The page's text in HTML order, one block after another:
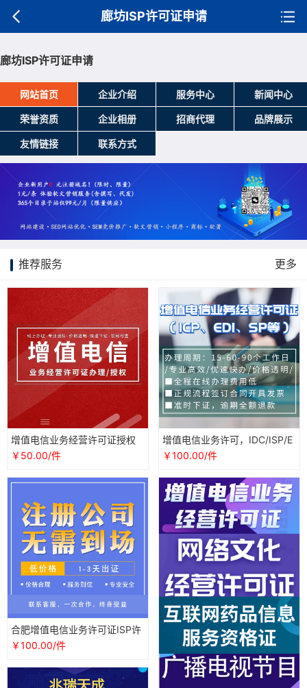
廊坊ISP许可证申请
廊坊ISP许可证申请
网站首页 企业介绍 服务中心 新闻中心
荣誉资质 企业相册 招商代理 品牌展示
友情链接 联系方式
推荐服务 更多
增值电信业务经营许可证授权
年报年检ICPEDICDNISPIDC文
￥50.00/件
增值电信业务许可，IDC/ISP/E
DI/增值电信业务许可证办理
￥100.00/件
合肥增值电信业务许可证ISP许
可证因特网接入服务资质大公
￥100.00/件